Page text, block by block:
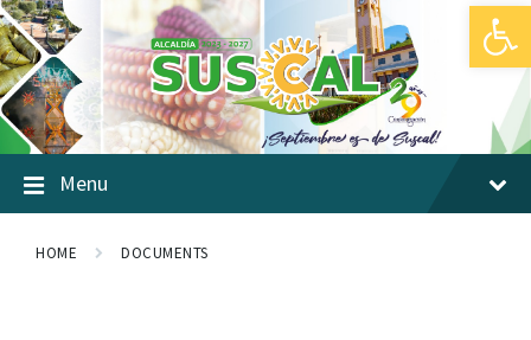
Abrir barra de herramientas
Skip
to
content
Skip
to
main
navigation
Skip
to
footer
Menu
HOME DOCUMENTS